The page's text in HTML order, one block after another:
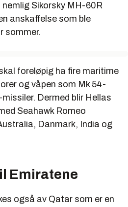
Sikorsky MH-60R
anskaffelse som ble
sommer.
foreløpig ha fire maritime
og våpen som Mk 54-
Dermed blir Hellas
Seahawk Romeo
Danmark, India og
Emiratene
også av Qatar som er en